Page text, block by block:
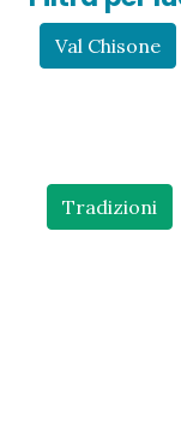
Val Chisone
Tradizioni